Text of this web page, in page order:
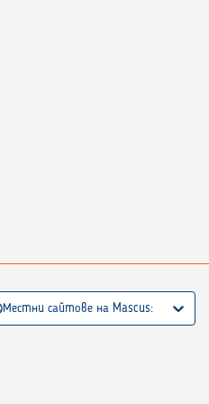
Местни сайтове на Mascus: